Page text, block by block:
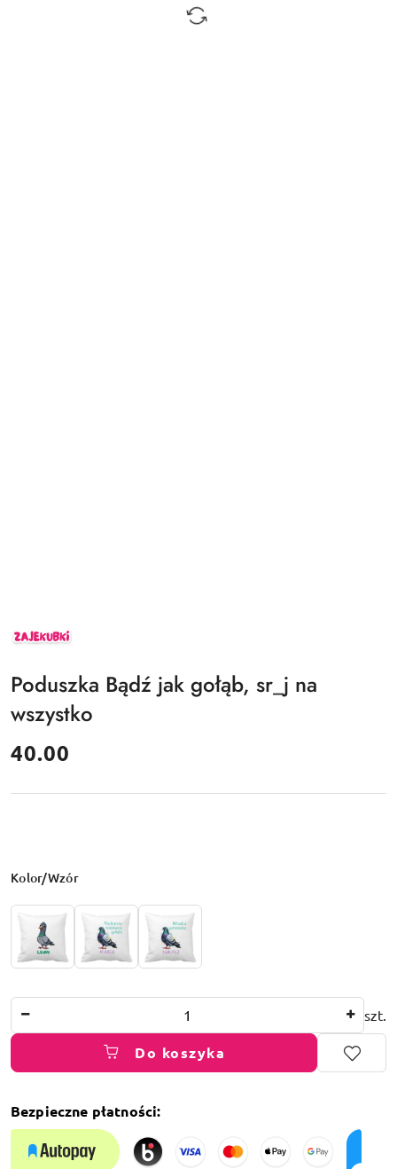
ZAJEKUBKI
Poduszka Bądź jak gołąb, sr_j na
wszystko
cena:
40.00
Wariant
Kolor/Wzór
szt.
Do koszyka
Bezpieczne płatności: